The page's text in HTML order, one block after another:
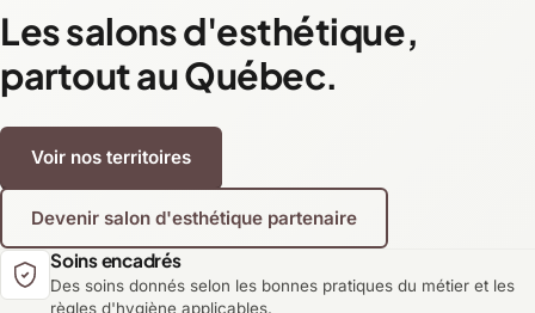
Les salons d'esthétique,
partout au Québec.
Voir nos territoires
Devenir salon d'esthétique partenaire
Soins encadrés
Des soins donnés selon les bonnes pratiques du métier et les
règles d'hygiène applicables.